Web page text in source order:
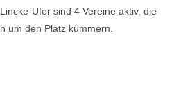
Ufer sind 4 Vereine aktiv, die
um den Platz kümmern.